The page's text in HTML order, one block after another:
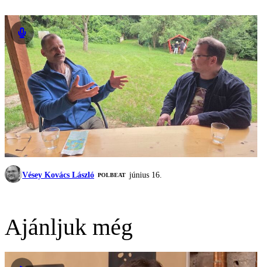
Vésey Kovács László ‎POLBEAT június 16.
Ajánljuk még